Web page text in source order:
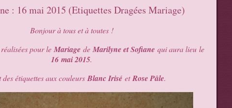
: 16 mai 2015 (Etiquettes Dragées Mariage)
Bonjour à tous et à toutes !
réalisées pour le Mariage de Marilyne et Sofiane qui aura lieu le
16 mai 2015.
des étiquettes aux couleursBlanc Irisé etRose Pâle.